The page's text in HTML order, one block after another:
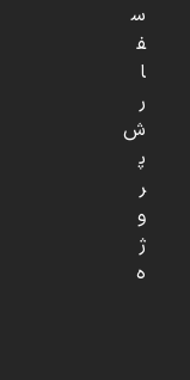
س
ف
ا
ر
ش
پ
ر
و
ژ
ه